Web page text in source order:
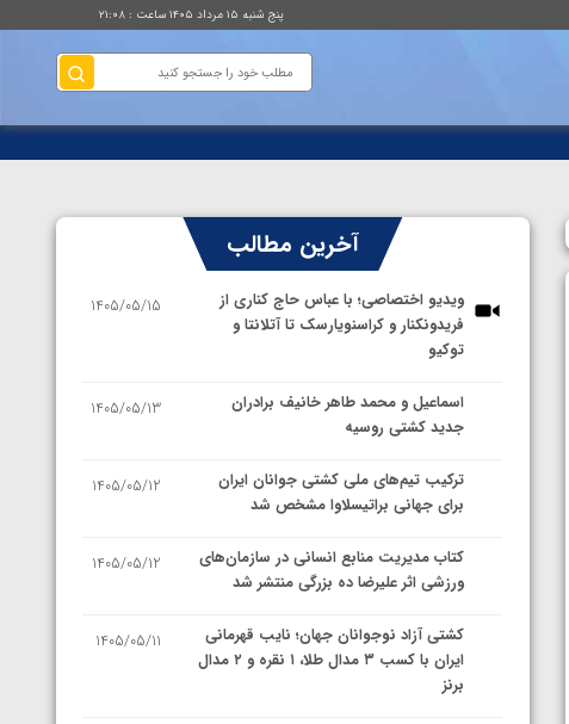
پنج شنبه ۱۵ مرداد ۱۴۰۵ ساعت : ۲۱:۰۸
آخرین مطالب
ویدیو اختصاصی؛ با عباس حاج کناری از
فریدونکنار و کراسنویارسک تا آتلانتا و
توکیو
1405/05/15
اسماعیل و محمد طاهر خانیف برادران
جدید کشتی روسیه
1405/05/13
ترکیب تیم‌های ملی کشتی جوانان ایران
برای جهانی براتیسلاوا مشخص شد
1405/05/12
کتاب مدیریت منابع انسانی در سازمان‌های
ورزشی اثر علیرضا ده بزرگی منتشر شد
1405/05/12
کشتی آزاد نوجوانان جهان؛ نایب قهرمانی
ایران با کسب ۳ مدال طلا، ۱ نقره و ۲ مدال
برنز
1405/05/11